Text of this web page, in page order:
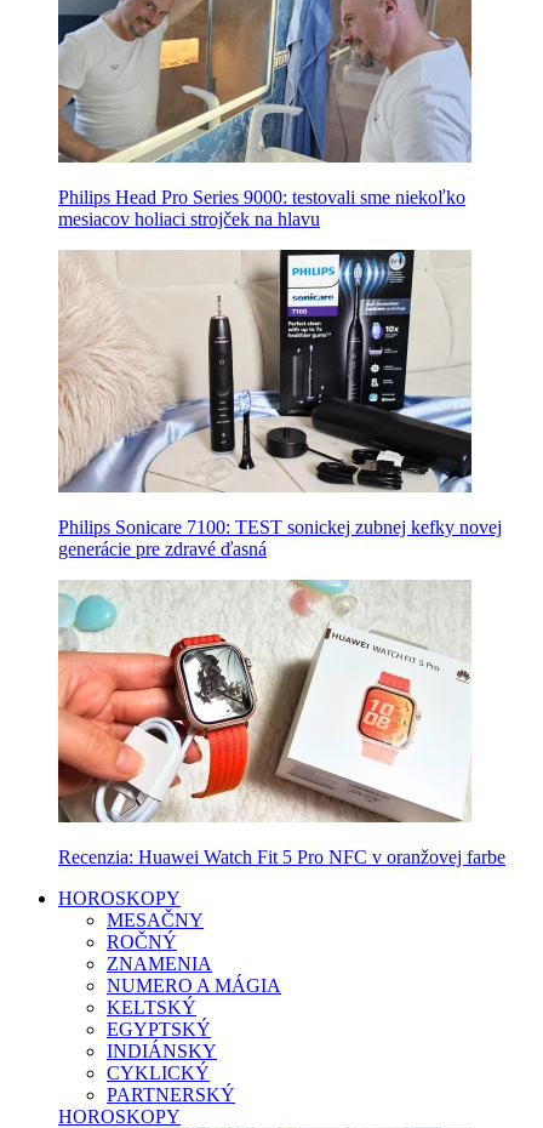
Philips Head Pro Series 9000: testovali sme niekoľko
mesiacov holiaci strojček na hlavu
Philips Sonicare 7100: TEST sonickej zubnej kefky novej
generácie pre zdravé ďasná
Recenzia: Huawei Watch Fit 5 Pro NFC v oranžovej farbe
HOROSKOPY
MESAČNY
ROČNÝ
ZNAMENIA
NUMERO A MÁGIA
KELTSKÝ
EGYPTSKÝ
INDIÁNSKY
CYKLICKÝ
PARTNERSKÝ
HOROSKOPY